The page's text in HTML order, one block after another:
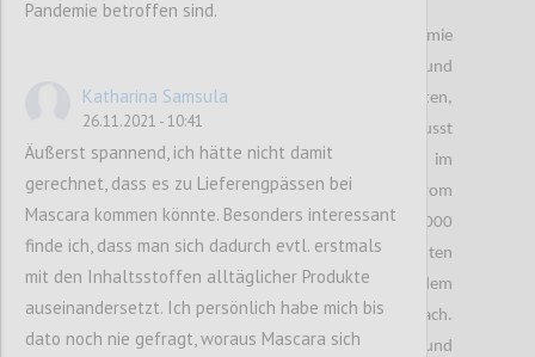
Da sehr viele Unternehmen aufgrund der Pandemie
gezwungen sind auf Home Office umzustellen und
dadurch Mitarbeiter mit Smartphones austatten,
müssen Käufer gegenwärtige Lieferprobleme bewusst
berücksichtigen, so die die Studie zu „Disruption im
Management der globalen Lieferketten“ vom
Softwarehaus Oracle. Bei der Studie wurden 1.000
deutsche Konsumentinnen und Konsumenten
befragt. Besonders die Chip Hersteller kommen dem
Bedarf der Smartphone Hersteller nicht nach.
Smartphone Hersteller wiederum haben aufgrund
Pandemie betroffen sind.
Katharina Samsula
26.11.2021 - 10:41
Äußerst spannend, ich hätte nicht damit
gerechnet, dass es zu Lieferengpässen bei
Mascara kommen könnte. Besonders interessant
finde ich, dass man sich dadurch evtl. erstmals
mit den Inhaltsstoffen alltäglicher Produkte
auseinandersetzt. Ich persönlich habe mich bis
dato noch nie gefragt, woraus Mascara sich